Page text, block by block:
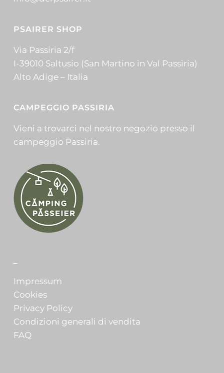
PSAIRER SHOP
Via Passiria 2/f
I-39010 Saltusio (San Martino in Val Passiria)
Alto Adige – Italia
CAMPEGGIO PASSIRIA
Vieni a trovarci nel nostro negozio presso il
campeggio Passiria.
Impressum
Cookies
Privacy Policy
Condizioni generali di vendita
FAQ